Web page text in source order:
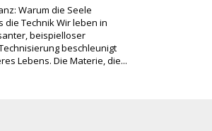
Warum die Seele
die Technik Wir leben in
beispielloser
beschleunigt
Lebens. Die Materie, die...